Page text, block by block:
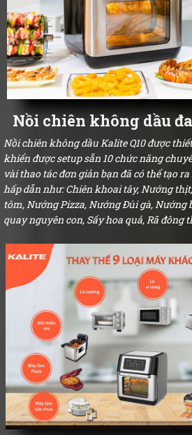
Nồi chiên không dầu
Nồi chiên không dầu Kalite Q10 được
khiển được setup sẵn 10 chức năng
vài thao tác đơn giản bạn đã có thể tạo
hấp dẫn như: Chiên khoai tây, Nướng
tôm, Nướng Pizza, Nướng Đùi gà, Nướng
quay nguyên con, Sấy hoa quả, Rã đông